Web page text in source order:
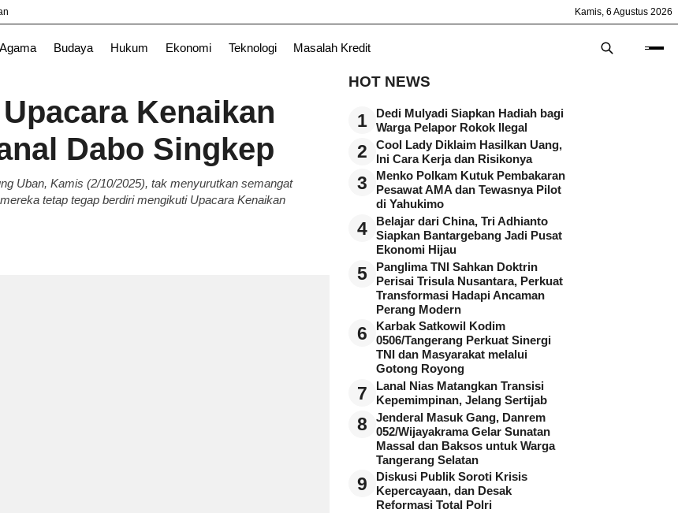
Kamis, 6 Agustus 2026
Agama Budaya Hukum Ekonomi Teknologi Masalah Kredit
Kenaikan
Dabo Singkep
Uban, Kamis (2/10/2025), tak menyurutkan semangat
tetap tegap berdiri mengikuti Upacara Kenaikan
HOT NEWS
1
Dedi Mulyadi Siapkan Hadiah bagi
Warga Pelapor Rokok Ilegal
2
Cool Lady Diklaim Hasilkan Uang,
Ini Cara Kerja dan Risikonya
3
Menko Polkam Kutuk Pembakaran
Pesawat AMA dan Tewasnya Pilot
di Yahukimo
4
Belajar dari China, Tri Adhianto
Siapkan Bantargebang Jadi Pusat
Ekonomi Hijau
5
Panglima TNI Sahkan Doktrin
Perisai Trisula Nusantara, Perkuat
Transformasi Hadapi Ancaman
Perang Modern
6
Karbak Satkowil Kodim
0506/Tangerang Perkuat Sinergi
TNI dan Masyarakat melalui
Gotong Royong
7
Lanal Nias Matangkan Transisi
Kepemimpinan, Jelang Sertijab
8
Jenderal Masuk Gang, Danrem
052/Wijayakrama Gelar Sunatan
Massal dan Baksos untuk Warga
Tangerang Selatan
9
Diskusi Publik Soroti Krisis
Kepercayaan, dan Desak
Reformasi Total Polri